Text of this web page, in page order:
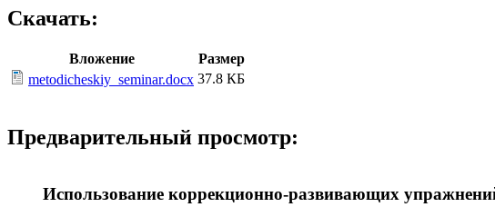
Скачать:
Вложение
Размер
metodicheskiy_seminar.docx 37.8 КБ
Предварительный просмотр:
Использование коррекционно-развивающих